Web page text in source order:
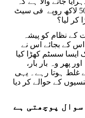
منظم، کثیر ریاستی نیٹ ورک نے 30 سے 50 لاکھ روپے فی سیٹ
کر لیا؟
کے نظام کو پیشہ
اس کے بجائے اس نے
ایسا سسٹم کھڑا کیا
وہ بار بار،
غلط ہوتا رہے۔ یہی
کے حوالے کر دیا
پوچھتی ہے